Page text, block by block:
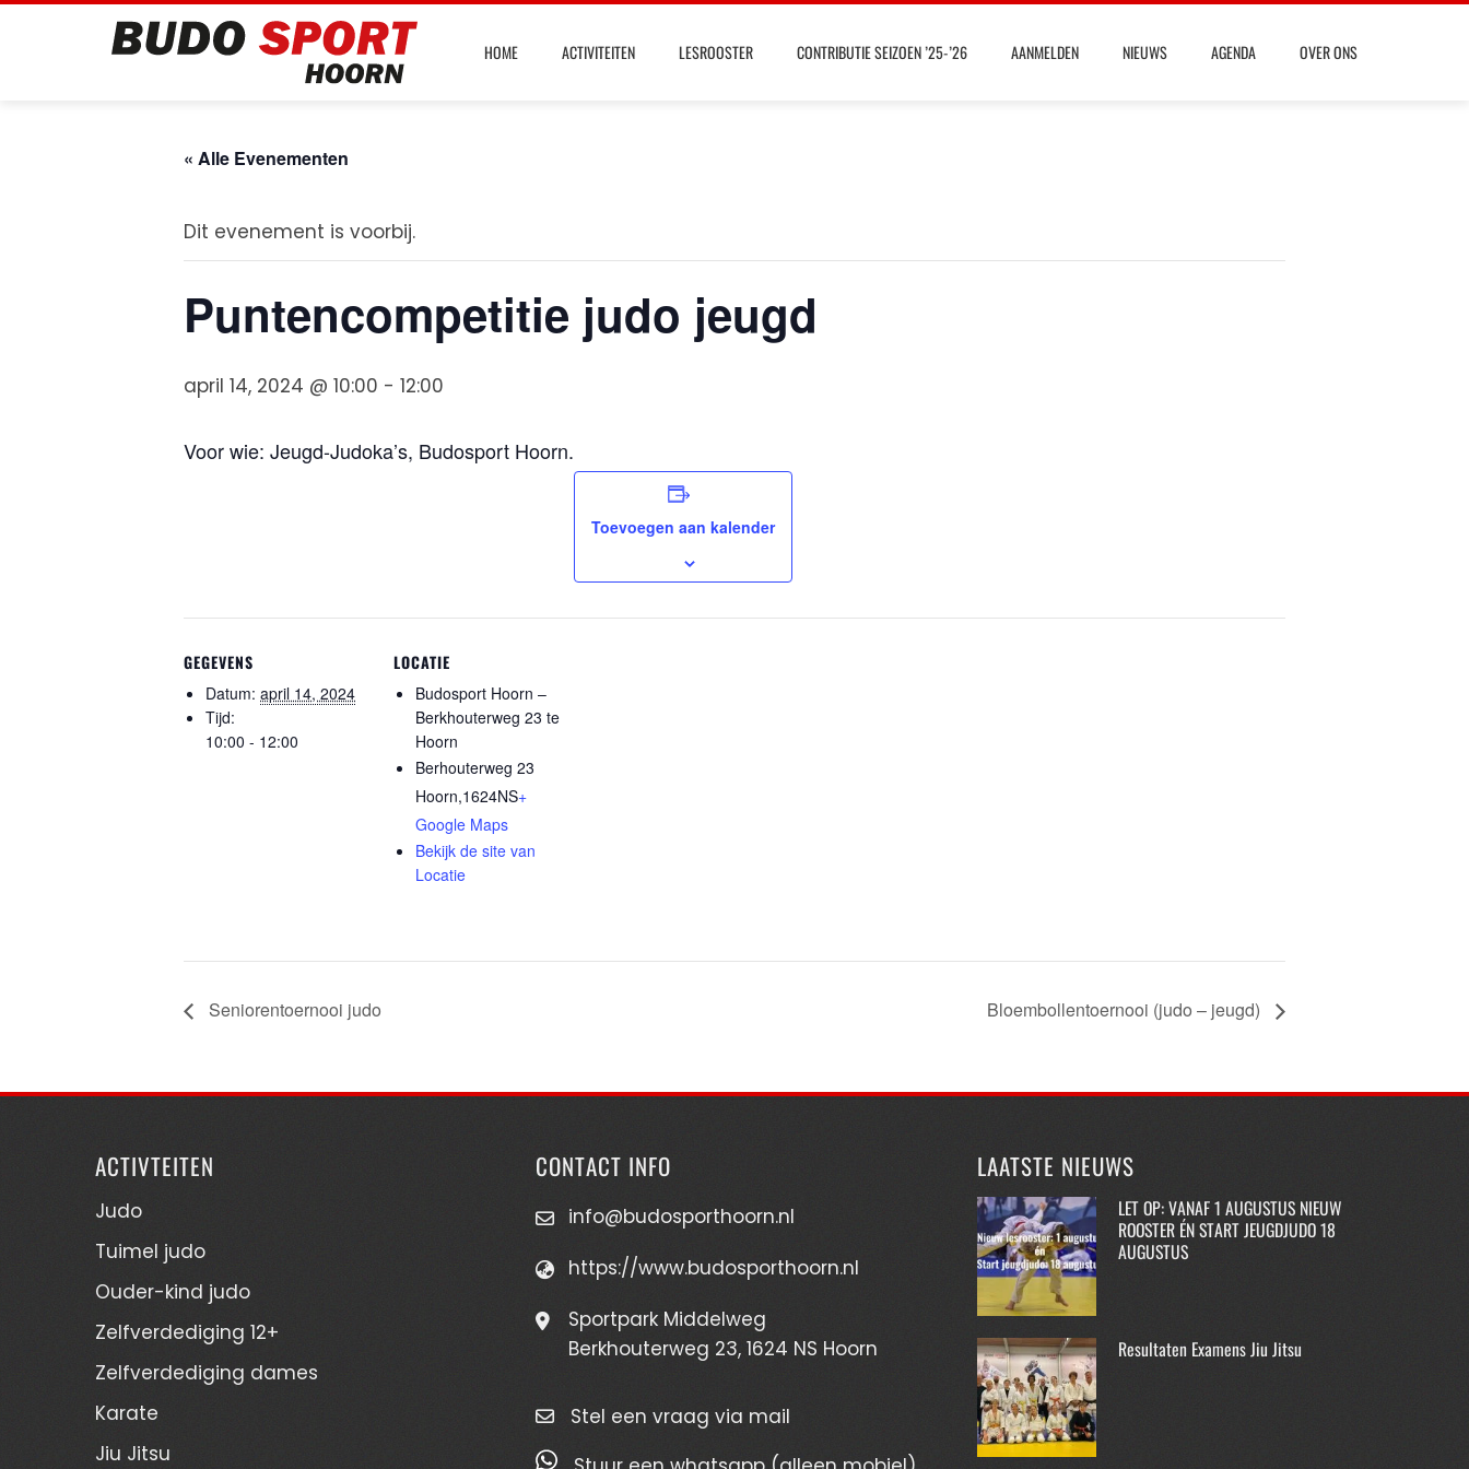
Skip
HOME ACTIVITEITEN LESROOSTER CONTRIBUTIE SEIZOEN ’25-’26 AANMELDEN NIEUWS AGENDA OVER ONS
« Alle Evenementen
Dit evenement is voorbij.
Puntencompetitie judo jeugd
april 14, 2024 @ 10:00 - 12:00
Voor wie: Jeugd-Judoka’s, Budosport Hoorn.
Toevoegen aan kalender
GEGEVENS
Datum: april 14, 2024
Tijd:
10:00 - 12:00
LOCATIE
Budosport Hoorn –
Berkhouterweg 23 te
Hoorn
Berhouterweg 23
Hoorn,1624NS+
Google Maps
Bekijk de site van
Locatie
Seniorentoernooi judo Bloembollentoernooi (judo – jeugd)
ACTIVTEITEN
Judo
Tuimel judo
Ouder-kind judo
Zelfverdediging 12+
Zelfverdediging dames
Karate
Jiu Jitsu
CONTACT INFO
info@budosporthoorn.nl
https://www.budosporthoorn.nl
Sportpark Middelweg
Berkhouterweg 23, 1624 NS Hoorn
Stel een vraag via mail
LAATSTE NIEUWS
LET OP: VANAF 1 AUGUSTUS NIEUW
ROOSTER ÉN START JEUGDJUDO 18
AUGUSTUS
Resultaten Examens Jiu Jitsu